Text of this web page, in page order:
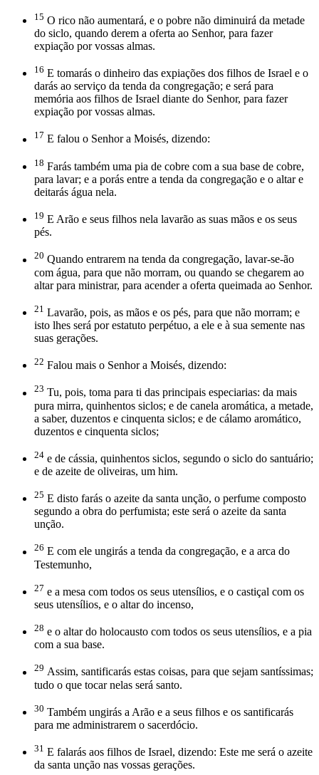
15 O rico não aumentará, e o pobre não diminuirá da metade
do siclo, quando derem a oferta ao Senhor, para fazer
expiação por vossas almas.
16 E tomarás o dinheiro das expiações dos filhos de Israel e o
darás ao serviço da tenda da congregação; e será para
memória aos filhos de Israel diante do Senhor, para fazer
expiação por vossas almas.
17 E falou o Senhor a Moisés, dizendo:
18 Farás também uma pia de cobre com a sua base de cobre,
para lavar; e a porás entre a tenda da congregação e o altar e
deitarás água nela.
19 E Arão e seus filhos nela lavarão as suas mãos e os seus
pés.
20 Quando entrarem na tenda da congregação, lavar-se-ão
com água, para que não morram, ou quando se chegarem ao
altar para ministrar, para acender a oferta queimada ao Senhor.
21 Lavarão, pois, as mãos e os pés, para que não morram; e
isto lhes será por estatuto perpétuo, a ele e à sua semente nas
suas gerações.
22 Falou mais o Senhor a Moisés, dizendo:
23 Tu, pois, toma para ti das principais especiarias: da mais
pura mirra, quinhentos siclos; e de canela aromática, a metade,
a saber, duzentos e cinquenta siclos; e de cálamo aromático,
duzentos e cinquenta siclos;
24 e de cássia, quinhentos siclos, segundo o siclo do santuário;
e de azeite de oliveiras, um him.
25 E disto farás o azeite da santa unção, o perfume composto
segundo a obra do perfumista; este será o azeite da santa
unção.
26 E com ele ungirás a tenda da congregação, e a arca do
Testemunho,
27 e a mesa com todos os seus utensílios, e o castiçal com os
seus utensílios, e o altar do incenso,
28 e o altar do holocausto com todos os seus utensílios, e a pia
com a sua base.
29 Assim, santificarás estas coisas, para que sejam santíssimas;
tudo o que tocar nelas será santo.
30 Também ungirás a Arão e a seus filhos e os santificarás
para me administrarem o sacerdócio.
31 E falarás aos filhos de Israel, dizendo: Este me será o azeite
da santa unção nas vossas gerações.